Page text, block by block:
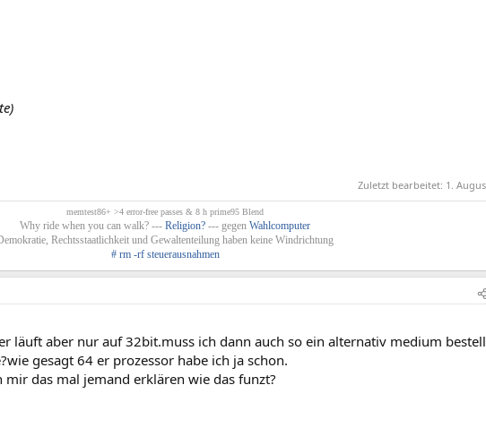
Zuletzt bearbeitet: 1.
memtest86+ >4 error-free passes & 8 h prime95 Blend
Why ride when you can walk? --- Religion? --- gegen Wahlcomputer
Rechtsstaatlichkeit und Gewaltenteilung haben keine Windrichtung
# rm -rf steuerausnahmen
läuft aber nur auf 32bit.muss ich dann auch so ein alternativ medium
gesagt 64 er prozessor habe ich ja schon.
mir das mal jemand erklären wie das funzt?